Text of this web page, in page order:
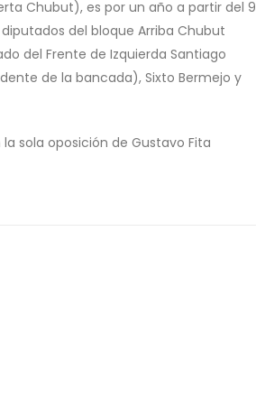
Chubut), es por un año a partir del 9
del bloque Arriba Chubut
del Frente de Izquierda Santiago
de la bancada), Sixto Bermejo y
sola oposición de Gustavo Fita